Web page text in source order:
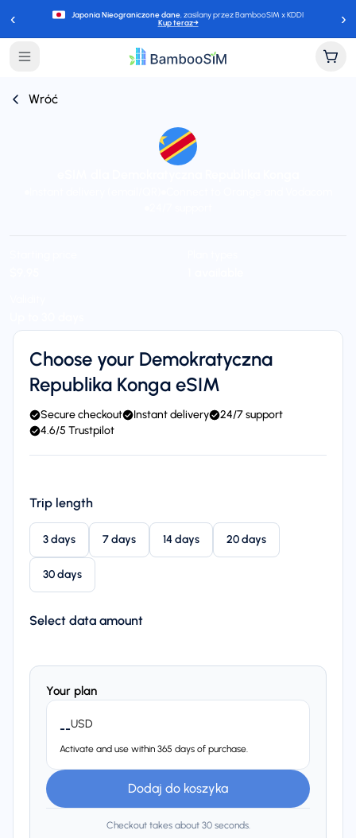
‹ Japonia Nieograniczone dane, zasilany przez BambooSIM x KDDI
Kup teraz→ ›
Wróć
Choose your Demokratyczna
Republika Konga eSIM
Secure checkout Instant delivery
24/7 support
4.6/5 Trustpilot
Trip length
3 days 7 days 14 days 20 days
30 days
Select data amount
Your plan
--USD
Activate and use within 365 days of purchase.
Dodaj do koszyka
Checkout takes about 30 seconds.